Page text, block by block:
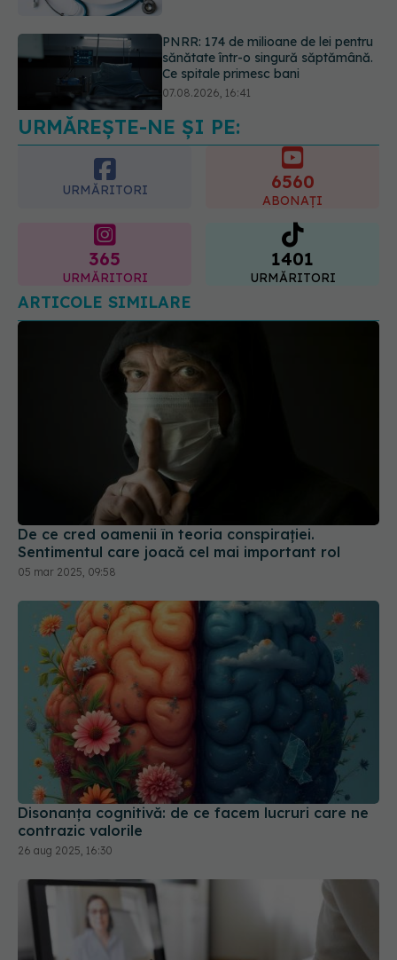
Ce spitale primesc bani
07.08.2026, 16:41
despre vârsta pe care o ai. Care
este "codul cromatic" al generațiilor
URMĂREȘTE-NE ȘI PE:
URMĂRITORI 6560
ABONAȚI
365
URMĂRITORI
1401
URMĂRITORI
ARTICOLE SIMILARE
De ce cred oamenii în teoria conspirației.
Sentimentul care joacă cel mai important rol
05 mar 2025, 09:58
Disonanța cognitivă: de ce facem lucruri care ne
contrazic valorile
26 aug 2025, 16:30